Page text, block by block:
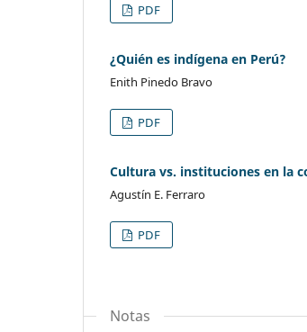
PDF
¿Quién es indígena en Perú?
Enith Pinedo Bravo
PDF
Cultura vs. instituciones en la
Agustín E. Ferraro
PDF
Notas